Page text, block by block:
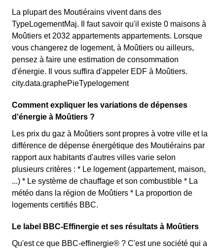
La plupart des Moutiérains vivent dans des
TypeLogementMaj. Il faut savoir qu'il existe 0 maisons à
Moûtiers et 2032 appartements appartements. Lorsque
vous changerez de logement, à Moûtiers ou ailleurs,
pensez à faire une estimation de consommation
d'énergie. Il vous suffira d'appeler EDF à Moûtiers.
city.data.graphePieTypelogement
Comment expliquer les variations de dépenses
d'énergie à Moûtiers ?
Les prix du gaz à Moûtiers sont propres à votre ville et la
différence de dépense énergétique des Moutiérains par
rapport aux habitants d'autres villes varie selon
plusieurs critères : * Le logement (appartement, maison,
...) * Le système de chauffage et son combustible * La
météo dans la région de Moûtiers * La proportion de
logements certifiés BBC.
Le label BBC-Effinergie et ses résultats à Moûtiers
Qu'est ce que BBC-effinergie® ? C'est une société qui a